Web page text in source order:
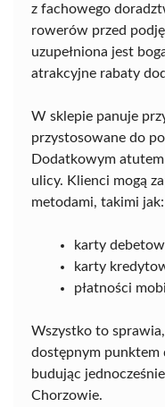
z fachowego
rowerów przed
uzupełniona jest
atrakcyjne rabaty
W sklepie panuje
przystosowane do
Dodatkowym
ulicy. Klienci mogą
metodami, takimi jak:
karty
karty
płatności
Wszystko to
dostępnym punktem
budując
Chorzowie.